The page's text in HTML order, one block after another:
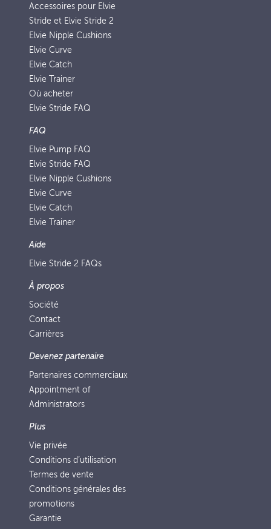
Accessoires pour Elvie
Stride et Elvie Stride 2
Elvie Nipple Cushions
Elvie Curve
Elvie Catch
Elvie Trainer
Où acheter
Elvie Stride FAQ
FAQ
Elvie Pump FAQ
Elvie Stride FAQ
Elvie Nipple Cushions
Elvie Curve
Elvie Catch
Elvie Trainer
Aide
Elvie Stride 2 FAQs
À propos
Société
Contact
Carrières
Devenez partenaire
Partenaires commerciaux
Appointment of
Administrators
Plus
Vie privée
Conditions d’utilisation
Termes de vente
Conditions générales des
promotions
Garantie